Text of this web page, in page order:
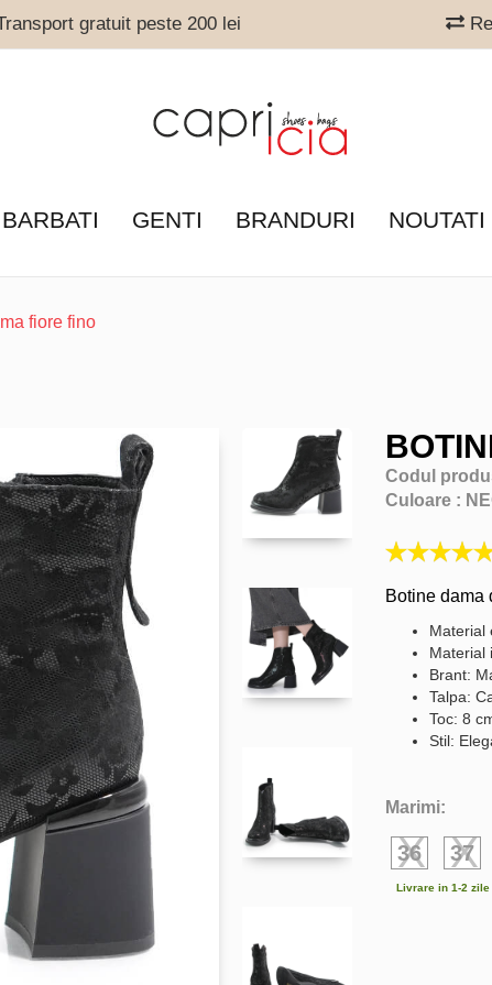
gratuit peste 200 lei
GENTI BRANDURI NOUTATI
fiore fino
Codul
Culoare :
Botine
Material
Material
Brant:
Talpa:
Toc: 8
Stil:
Marimi:
36 37
Livrare in 1-2